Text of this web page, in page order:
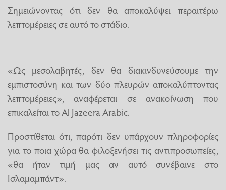
Σημειώνοντας ότι δεν θα αποκαλύψει περαιτέρω
λεπτομέρειες σε αυτό το στάδιο.
«Ως μεσολαβητές, δεν θα διακινδυνεύσουμε την
εμπιστοσύνη και των δύο πλευρών αποκαλύπτοντας
λεπτομέρειες», αναφέρεται σε ανακοίνωση που
επικαλείται το Al Jazeera Arabic.
Προστίθεται ότι, παρότι δεν υπάρχουν πληροφορίες
για το ποια χώρα θα φιλοξενήσει τις αντιπροσωπείες,
«θα ήταν τιμή μας αν αυτό συνέβαινε στο
Ισλαμαμπάντ».